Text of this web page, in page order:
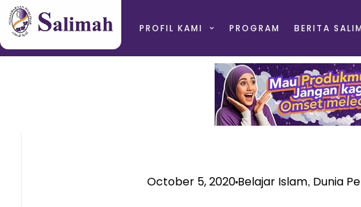
PROFIL KAMI PROGRAM BERITA
October 5, 2020Belajar Islam, Dunia